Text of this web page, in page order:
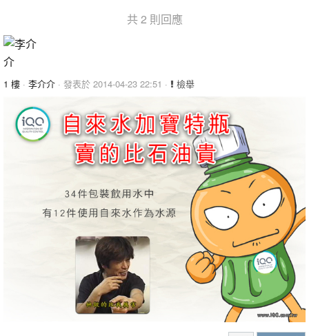
共 2 則回應
1 樓 · 李介介 · 發表於 2014-04-23 22:51 · 檢舉